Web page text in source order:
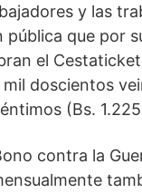
y las
pública que por
el
mil doscientos
(Bs.
contra la